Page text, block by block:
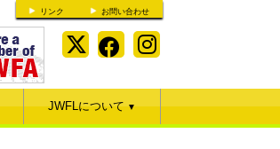
リンク お問い合わせ
JWFLについて▼